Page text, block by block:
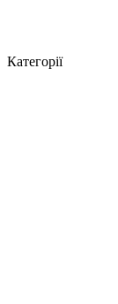
Категорії